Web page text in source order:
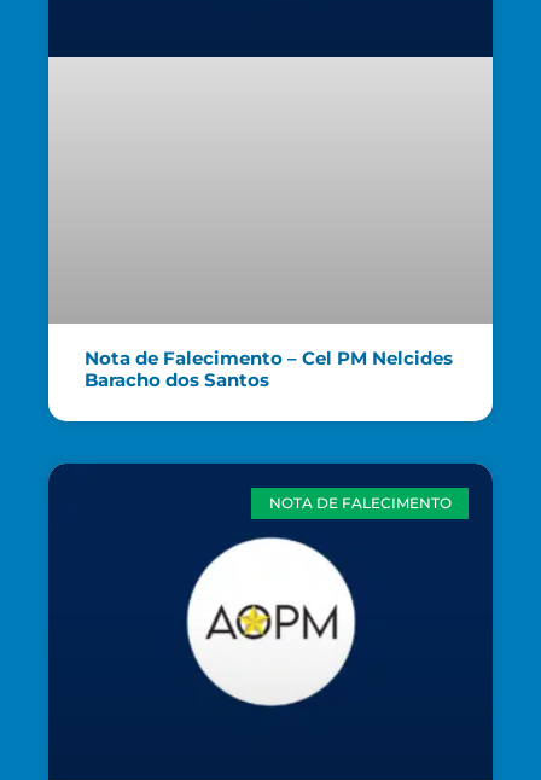
Nota de Falecimento – Cel PM Nelcides
Baracho dos Santos
NOTA DE FALECIMENTO